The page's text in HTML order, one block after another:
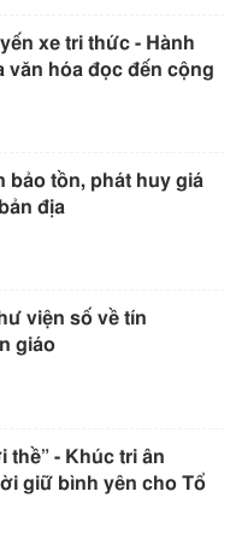
xe tri thức - Hành
văn hóa đọc đến cộng
bảo tồn, phát huy giá
địa
viện số về tín
giáo
thề” - Khúc tri ân
giữ bình yên cho Tổ